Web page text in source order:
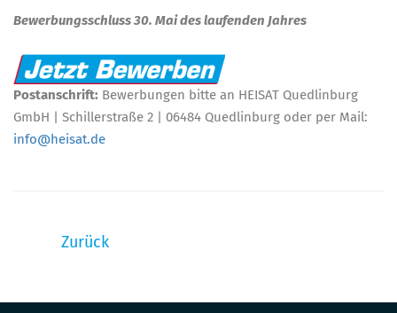
Bewerbungsschluss 30. Mai des laufenden Jahres
Postanschrift: Bewerbungen bitte an HEISAT Quedlinburg
GmbH | Schillerstraße 2 | 06484 Quedlinburg oder per Mail:
info@heisat.de
Zurück